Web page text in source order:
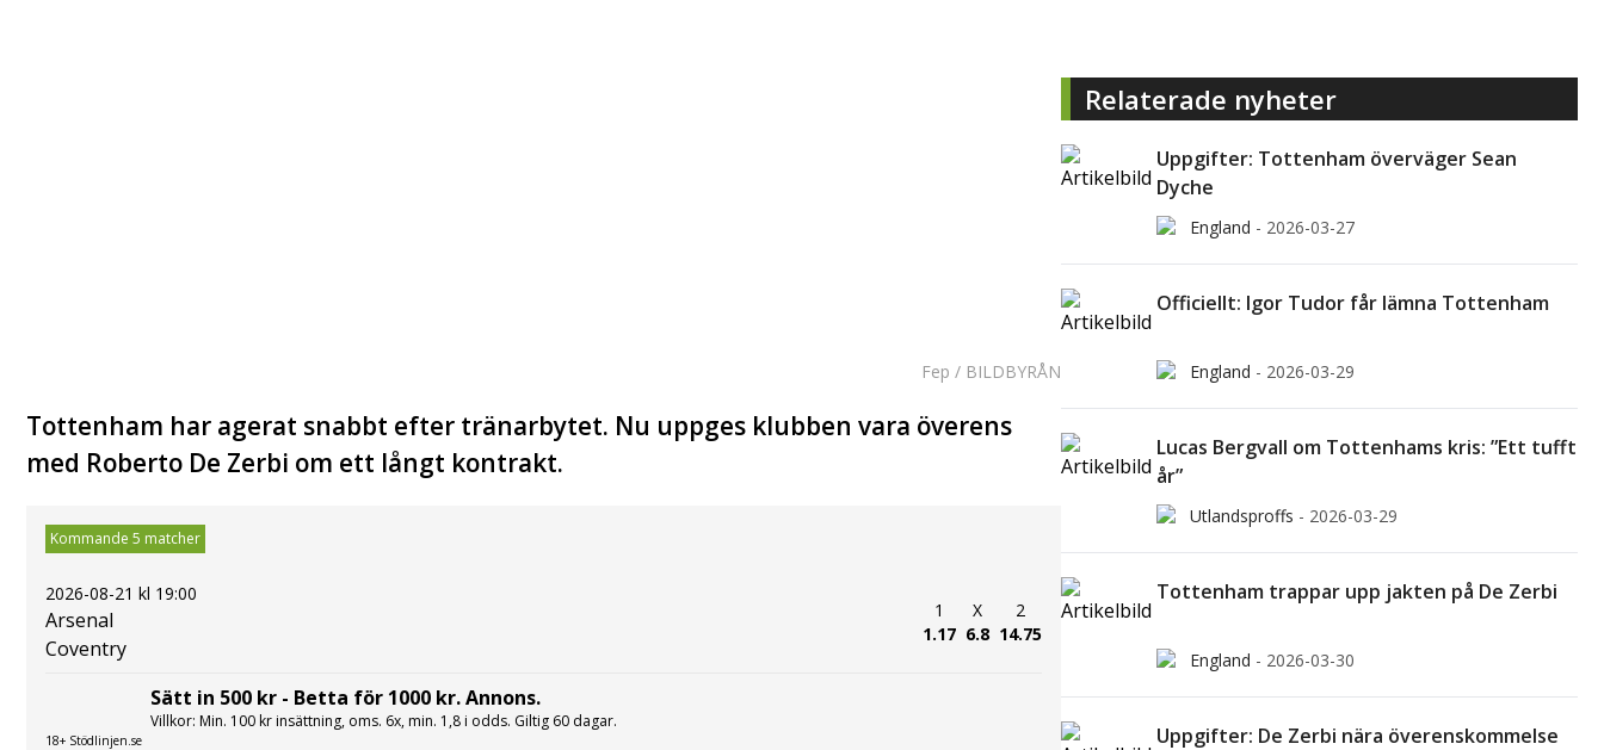
Fep / BILDBYRÅN
Tottenham har agerat snabbt efter tränarbytet. Nu uppges klubben vara överens
med Roberto De Zerbi om ett långt kontrakt.
Kommande 5 matcher
2026-08-21 kl 19:00
Arsenal
Coventry
1
1.17
X
6.8
2
14.75
18+ Stödlinjen.se
Sätt in 500 kr - Betta för 1000 kr. Annons.
Villkor: Min. 100 kr insättning, oms. 6x, min. 1,8 i odds. Giltig 60 dagar.
Relaterade nyheter
Uppgifter: Tottenham överväger Sean
Dyche
England - 2026-03-27
Officiellt: Igor Tudor får lämna Tottenham
England - 2026-03-29
Lucas Bergvall om Tottenhams kris: ”Ett tufft
år”
Utlandsproffs - 2026-03-29
Tottenham trappar upp jakten på De Zerbi
England - 2026-03-30
Uppgifter: De Zerbi nära överenskommelse